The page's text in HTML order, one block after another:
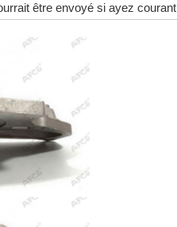
être envoyé si ayez courant